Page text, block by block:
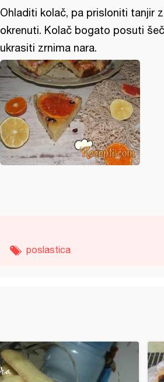
Ohladiti kolač, pa prisloniti tanjir
okrenuti. Kolač bogato posuti
ukrasiti zrnima nara.
poslastica